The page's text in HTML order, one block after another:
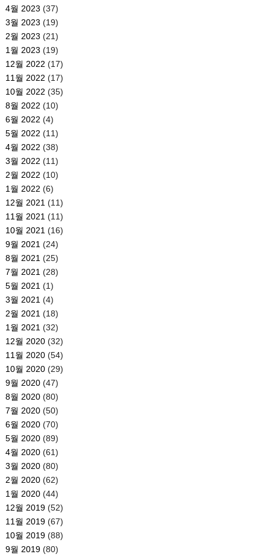
4월 2023 (37)
3월 2023 (19)
2월 2023 (21)
1월 2023 (19)
12월 2022 (17)
11월 2022 (17)
10월 2022 (35)
8월 2022 (10)
6월 2022 (4)
5월 2022 (11)
4월 2022 (38)
3월 2022 (11)
2월 2022 (10)
1월 2022 (6)
12월 2021 (11)
11월 2021 (11)
10월 2021 (16)
9월 2021 (24)
8월 2021 (25)
7월 2021 (28)
5월 2021 (1)
3월 2021 (4)
2월 2021 (18)
1월 2021 (32)
12월 2020(32)
11월 2020(54)
10월 2020(29)
9월 2020(47)
8월 2020(80)
7월 2020(50)
6월 2020(70)
5월 2020(89)
4월 2020(61)
3월 2020(80)
2월 2020(62)
1월 2020(44)
12월 2019(52)
11월 2019(67)
10월 2019(88)
9월 2019(80)